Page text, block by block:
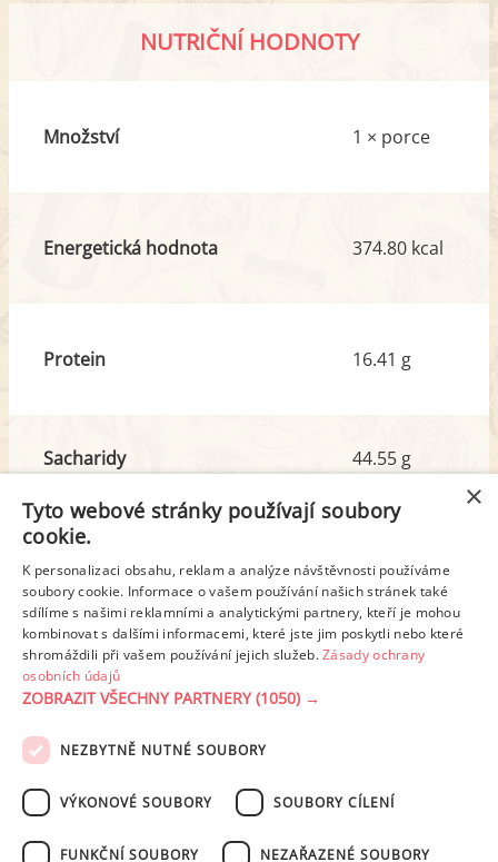
NUTRIČNÍ HODNOTY
Množství 1 × porce
Energetická hodnota 374.80 kcal
Protein 16.41 g
Sacharidy
z toho cukr
44.55 g
3.47 g
Tuk
z toho nas. mastné kyseliny
13.63 g
7.61 g
Detailní rozpis
PODMÍNKY UŽITÍ ZÁSADY OCHRANY OSOBNÍCH ÚDAJŮ
NASTAVENÍ COOKIES
×
Tyto webové stránky používají soubory
cookie.
K personalizaci obsahu, reklam a analýze návštěvnosti používáme
soubory cookie. Informace o vašem používání našich stránek také
sdílíme s našimi reklamními a analytickými partnery, kteří je mohou
kombinovat s dalšími informacemi, které jste jim poskytli nebo které
shromáždili při vašem používání jejich služeb.Zásady ochrany
osobních údajů
ZOBRAZIT VŠECHNY PARTNERY(1050) →
NEZBYTNĚ NUTNÉ SOUBORY
VÝKONOVÉ SOUBORY SOUBORY CÍLENÍ
FUNKČNÍ SOUBORY NEZAŘAZENÉ SOUBORY